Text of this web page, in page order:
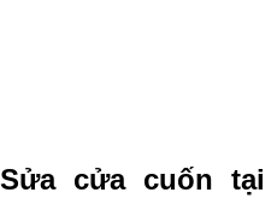
Sửa cửa cuốn tại